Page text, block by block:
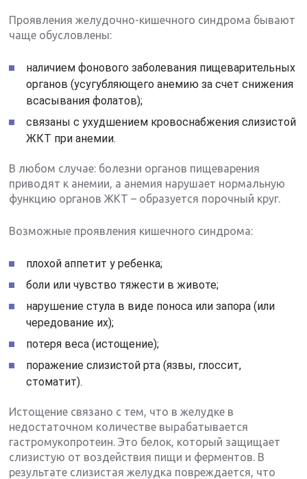
Проявления желудочно-кишечного синдрома бывают
чаще обусловлены:
наличием фонового заболевания пищеварительных
органов (усугубляющего анемию за счет снижения
всасывания фолатов);
связаны с ухудшением кровоснабжения слизистой
ЖКТ при анемии.
В любом случае: болезни органов пищеварения
приводят к анемии, а анемия нарушает нормальную
функцию органов ЖКТ – образуется порочный круг.
Возможные проявления кишечного синдрома:
плохой аппетит у ребенка;
боли или чувство тяжести в животе;
нарушение стула в виде поноса или запора (или
чередование их);
потеря веса (истощение);
поражение слизистой рта (язвы, глоссит,
стоматит).
Истощение связано с тем, что в желудке в
недостаточном количестве вырабатывается
гастромукопротеин. Это белок, который защищает
слизистую от воздействия пищи и ферментов. В
результате слизистая желудка повреждается, что